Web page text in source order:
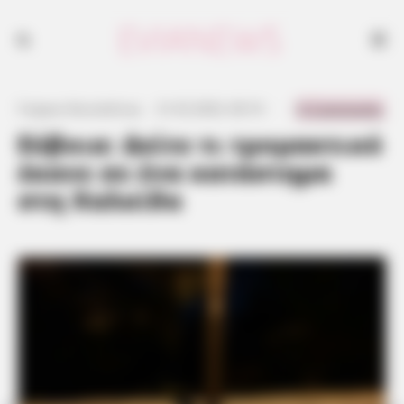
Εύβοια: Δείτε τι τρομακτικό
έκανε σε ένα κατάστημα
στη Χαλκίδα